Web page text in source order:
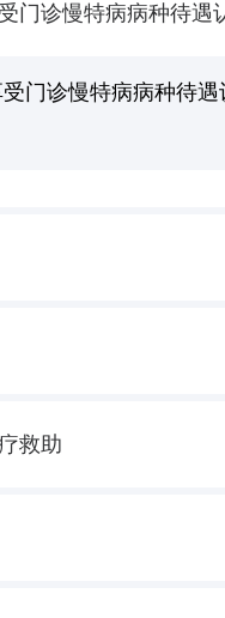
其他（含个体工商户，人类生命周期排序）等
门诊慢特病病种待遇
门诊慢特病病种待
救助